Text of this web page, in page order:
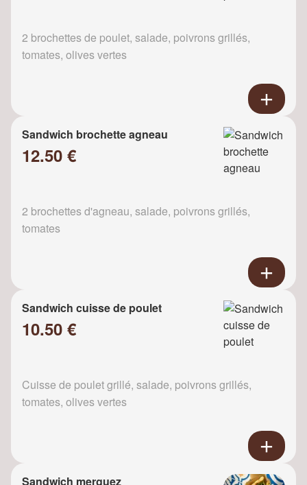
2 brochettes de poulet, salade, poivrons grillés,
tomates, olives vertes
Sandwich brochette agneau
12.50 €
2 brochettes d'agneau, salade, poivrons grillés,
tomates
Sandwich cuisse de poulet
10.50 €
Cuisse de poulet grillé, salade, poivrons grillés,
tomates, olives vertes
Sandwich merguez